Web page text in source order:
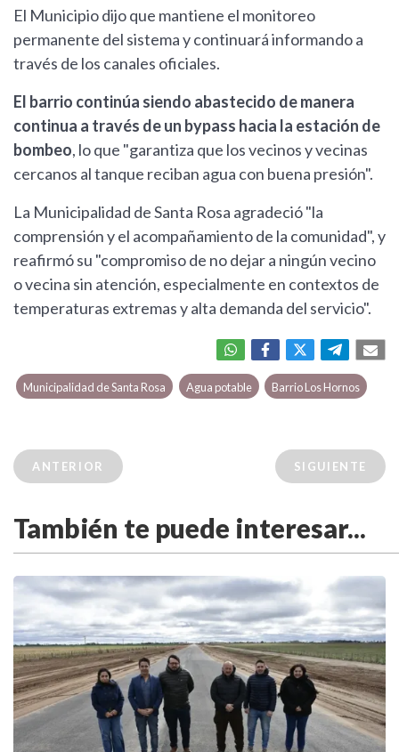
El Municipio dijo que mantiene el monitoreo
permanente del sistema y continuará informando a
través de los canales oficiales.
El barrio continúa siendo abastecido de manera
continua a través de un bypass hacia la estación de
bombeo, lo que "garantiza que los vecinos y vecinas
cercanos al tanque reciban agua con buena presión".
La Municipalidad de Santa Rosa agradeció "la
comprensión y el acompañamiento de la comunidad", y
reafirmó su "compromiso de no dejar a ningún vecino
o vecina sin atención, especialmente en contextos de
temperaturas extremas y alta demanda del servicio".
Municipalidad de Santa Rosa Agua potable Barrio Los Hornos
ANTERIOR SIGUIENTE
También te puede interesar...